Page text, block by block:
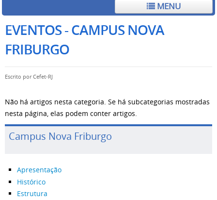
MENU
EVENTOS - CAMPUS NOVA
FRIBURGO
Escrito porCefet-RJ
Não há artigos nesta categoria. Se há subcategorias mostradas
nesta página, elas podem conter artigos.
Campus Nova Friburgo
Apresentação
Histórico
Estrutura